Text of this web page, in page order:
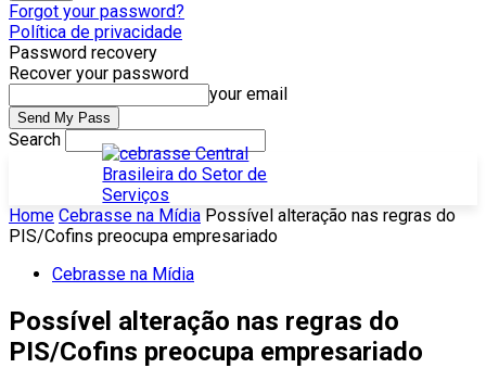
Forgot your password?
Política de privacidade
Password recovery
Recover your password
your email
Search
Home Cebrasse na Mídia Possível alteração nas regras do
PIS/Cofins preocupa empresariado
Cebrasse na Mídia
Possível alteração nas regras do
PIS/Cofins preocupa empresariado